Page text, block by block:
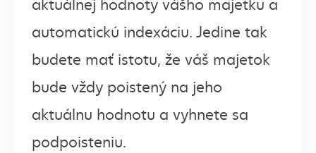
automatickú indexáciu. Jedine tak
budete mať istotu, že váš majetok
bude vždy poistený na jeho
aktuálnu hodnotu a vyhnete sa
podpoisteniu.